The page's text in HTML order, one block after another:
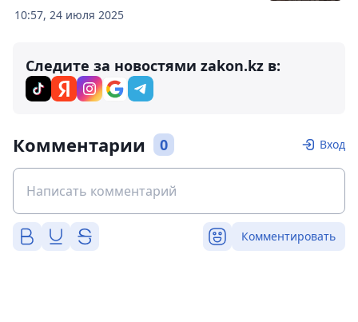
10:57, 24 июля 2025
Следите за новостями zakon.kz в:
Комментарии 0 Вход
Комментировать